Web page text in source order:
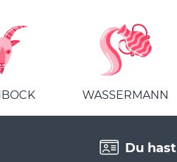
WASSERMANN
Du